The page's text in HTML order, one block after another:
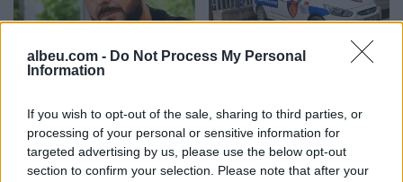
albeu.com - Do Not Process My Personal
Information
If you wish to opt-out of the sale, sharing to third parties, or
processing of your personal or sensitive information for
targeted advertising by us, please use the below opt-out
section to confirm your selection. Please note that after your
Miri rrëfen si ka ndryshuar
daljes nga Big Brother
Katër pistoleta Glock u
arrestuari në Sarandë: Më
thanë se ishin lodra